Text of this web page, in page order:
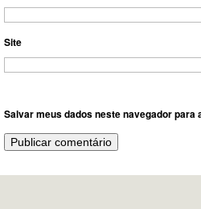
Site
Salvar meus dados neste navegador para